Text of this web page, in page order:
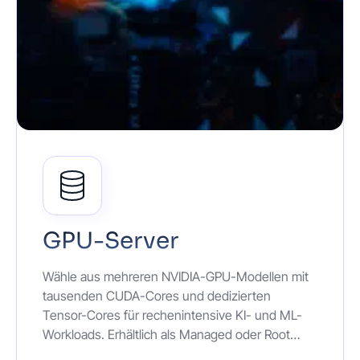
GPU-Server
Wähle aus mehreren NVIDIA-GPU-Modellen mit
tausenden CUDA-Cores und dedizierten
Tensor-Cores für rechenintensive KI- und ML-
Workloads. Erhältlich als Managed oder Root